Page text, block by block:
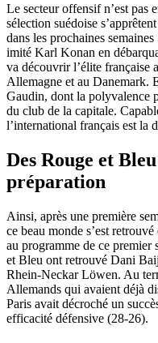
Le secteur offensif n’est pas
sélection suédoise
dans les prochaines
imité Karl Konan en
va découvrir l’élite française
Allemagne et au Danemark.
Gaudin, dont la polyvalence
du club de la capitale.
l’international français est la
Des Rouge et
préparation
Ainsi, après une première
ce beau monde s’est
au programme de ce premier
et Bleu ont retrouvé Dani
Rhein-Neckar Löwen. Au
Allemands qui avaient déjà
Paris avait décroché un
efficacité défensive (28-26).